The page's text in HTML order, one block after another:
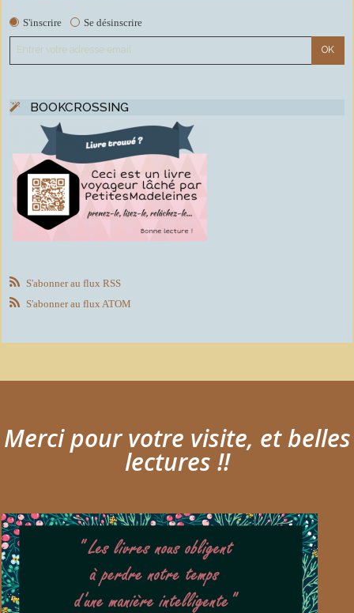
S'inscrire Se désinscrire
BOOKCROSSING
S'abonner au flux RSS
S'abonner au flux ATOM
Merci pour votre visite, et belles
lectures !!